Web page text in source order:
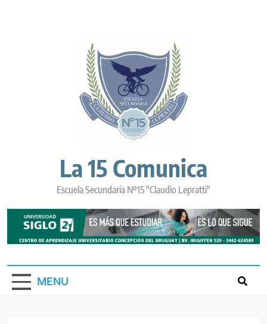
La 15 Comunica
Escuela Secundaria Nº15 "Claudio Lepratti"
MENU